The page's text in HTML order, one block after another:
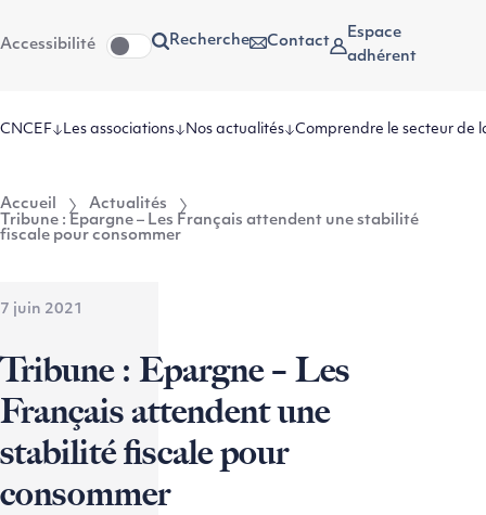
au
contenu
Accessibilité Recherche Contact
Espace
adhérent
CNCEF Les associations Nos actualités Comprendre le secteur de
Accueil
Actualités
Tribune : Epargne – Les Français attendent une stabilité
fiscale pour consommer
7 juin 2021
Tribune : Epargne – Les
Français attendent une
stabilité fiscale pour
consommer